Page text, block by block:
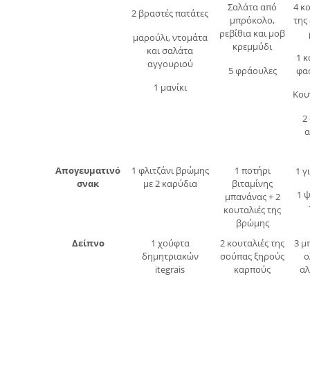
2 βραστές πατάτες
μαρούλι, ντομάτα
και σαλάτα
αγγουριού
1 μανίκι
Σαλάτα από
μπρόκολο,
ρεβίθια και μοβ
κρεμμύδι
5 φράουλες
4
1
2
Απογευματινό
σνακ
1 φλιτζάνι βρώμης
με 2 καρύδια
1 ποτήρι
βιταμίνης
μπανάνας + 2
κουταλιές της
βρώμης
1
1
Δείπνο
1 χούφτα
δημητριακών
itegrais
2 κουταλιές της
σούπας ξηρούς
καρπούς
3